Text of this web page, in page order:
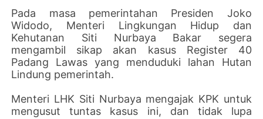
Pada masa pemerintahan Presiden Joko
Widodo, Menteri Lingkungan Hidup dan
Kehutanan Siti Nurbaya Bakar segera
mengambil sikap akan kasus Register 40
Padang Lawas yang menduduki lahan Hutan
Lindung pemerintah.
Menteri LHK Siti Nurbaya mengajak KPK untuk
mengusut tuntas kasus ini, dan tidak lupa